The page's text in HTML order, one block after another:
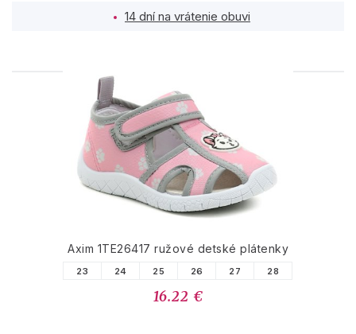
14 dní na vrátenie obuvi
PODOBNÉ PRODUKTY
Axim 1TE26417 ružové detské plátenky
23 24 25 26 27 28
16.22 €